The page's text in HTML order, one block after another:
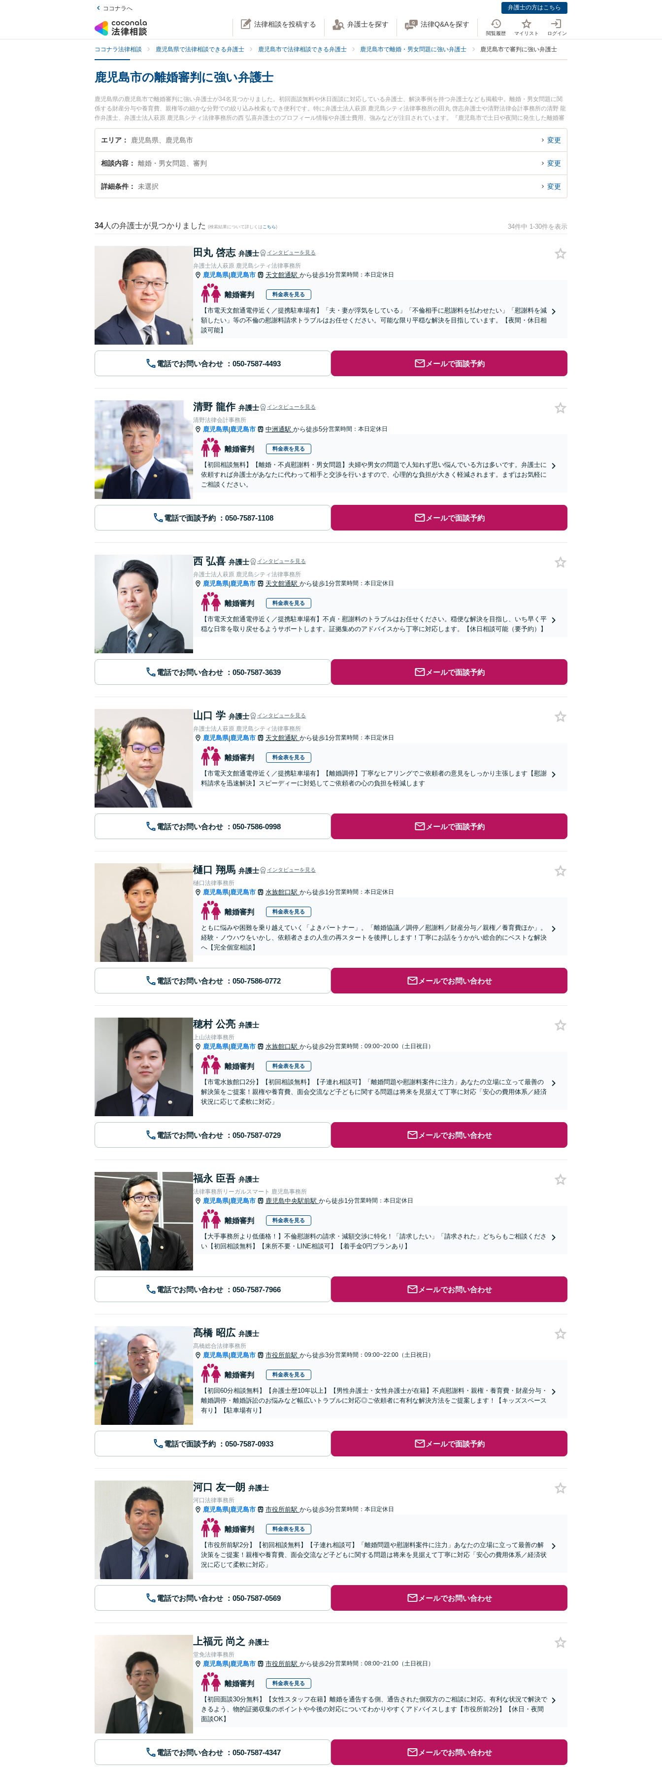
ココナラへ 弁護士の方はこちら
法律相談を投稿する 弁護士を探す 法律Q&Aを探す
閲覧履歴 マイリスト ログイン
ココナラ法律相談 鹿児島県で法律相談できる弁護士 鹿児島市で法律相談できる弁護士 鹿児島市で離婚・男女問題に強い弁護士 鹿児島市で審判に強い弁護士
鹿児島市の離婚審判に強い弁護士
鹿児島県の鹿児島市で離婚審判に強い弁護士が34名見つかりました。初回面談無料や休日面談に対応している弁護士、解決事例を持つ弁護士なども掲載中。離婚・男女問題に関
係する財産分与や養育費、親権等の細かな分野での絞り込み検索もでき便利です。特に弁護士法人萩原 鹿児島シティ法律事務所の田丸 啓志弁護士や清野法律会計事務所の清野 龍
作弁護士、弁護士法人萩原 鹿児島シティ法律事務所の西 弘喜弁護士のプロフィール情報や弁護士費用、強みなどが注目されています。『鹿児島市で土日や夜間に発生した離婚審
判のトラブルを今すぐに弁護士に相談したい』『離婚審判のトラブル解決の実績豊富な近くの弁護士を検索したい』『初回相談無料で離婚審判を法律相談できる鹿児島市内の弁護
士に相談予約したい』などでお困りの相談者さんにおすすめです。
エリア 鹿児島県、鹿児島市 変更
相談内容 離婚・男女問題、審判 変更
詳細条件 未選択 変更
34 人の弁護士が見つかりました (検索結果について詳しくは こちら) 34件中 1-30件を表示
田丸 啓志 弁護士 インタビューを見る
弁護士法人萩原 鹿児島シティ法律事務所
鹿児島県|鹿児島市 天文館通駅 から徒歩1分営業時間：本日定休日
離婚審判 料金表を見る
【市電天文館通電停近く／提携駐車場有】「夫・妻が浮気をしている」「不倫相手に慰謝料を払わせたい」「慰謝料を減
額したい」等の不倫の慰謝料請求トラブルはお任せください。可能な限り平穏な解決を目指しています。【夜間・休日相
談可能】
電話でお問い合わせ メールで面談予約
清野 龍作 弁護士 インタビューを見る
清野法律会計事務所
鹿児島県|鹿児島市 中洲通駅 から徒歩5分営業時間：本日定休日
離婚審判 料金表を見る
【初回相談無料】【離婚・不貞慰謝料・男女問題】夫婦や男女の問題で人知れず思い悩んでいる方は多いです。弁護士に
依頼すれば弁護士があなたに代わって相手と交渉を行いますので、心理的な負担が大きく軽減されます。まずはお気軽に
ご相談ください。
電話で面談予約 メールで面談予約
西 弘喜 弁護士 インタビューを見る
弁護士法人萩原 鹿児島シティ法律事務所
鹿児島県|鹿児島市 天文館通駅 から徒歩1分営業時間：本日定休日
離婚審判 料金表を見る
【市電天文館通電停近く／提携駐車場有】不貞・慰謝料のトラブルはお任せください。穏便な解決を目指し、いち早く平
穏な日常を取り戻せるようサポートします。証拠集めのアドバイスから丁寧に対応します。【休日相談可能（要予約）】
電話でお問い合わせ メールで面談予約
山口 学 弁護士 インタビューを見る
弁護士法人萩原 鹿児島シティ法律事務所
鹿児島県|鹿児島市 天文館通駅 から徒歩1分営業時間：本日定休日
離婚審判 料金表を見る
【市電天文館通電停近く／提携駐車場有】【離婚調停】丁寧なヒアリングでご依頼者の意見をしっかり主張します【慰謝
料請求を迅速解決】スピーディーに対処してご依頼者の心の負担を軽減します
電話でお問い合わせ メールで面談予約
樋口 翔馬 弁護士 インタビューを見る
樋口法律事務所
鹿児島県|鹿児島市 水族館口駅 から徒歩1分営業時間：本日定休日
離婚審判 料金表を見る
ともに悩みや困難を乗り越えていく「よきパートナー」。「離婚協議／調停／慰謝料／財産分与／親権／養育費ほか」。
経験・ノウハウをいかし、依頼者さまの人生の再スタートを後押しします！丁寧にお話をうかがい総合的にベストな解決
へ【完全個室相談】
電話でお問い合わせ メールでお問い合わせ
穂村 公亮 弁護士
上山法律事務所
鹿児島県|鹿児島市 水族館口駅 から徒歩2分営業時間：09:00~20:00（土日祝日）
離婚審判 料金表を見る
【市電水族館口2分】【初回相談無料】【子連れ相談可】「離婚問題や慰謝料案件に注力」あなたの立場に立って最善の
解決策をご提案！親権や養育費、面会交流など子どもに関する問題は将来を見据えて丁寧に対応「安心の費用体系／経済
状況に応じて柔軟に対応」
電話でお問い合わせ メールでお問い合わせ
福永 臣吾 弁護士
法律事務所リーガルスマート 鹿児島事務所
鹿児島県|鹿児島市 鹿児島中央駅前駅 から徒歩1分営業時間：本日定休日
離婚審判 料金表を見る
【大手事務所より低価格！】不倫慰謝料の請求・減額交渉に特化！「請求したい」「請求された」どちらもご相談くださ
い【初回相談無料】【来所不要・LINE相談可】【着手金0円プランあり】
電話でお問い合わせ メールでお問い合わせ
髙橋 昭広 弁護士
髙橋総合法律事務所
鹿児島県|鹿児島市 市役所前駅 から徒歩3分営業時間：09:00~22:00（土日祝日）
離婚審判 料金表を見る
【初回60分相談無料】【弁護士歴10年以上】【男性弁護士・女性弁護士が在籍】不貞慰謝料・親権・養育費・財産分与・
離婚調停・離婚訴訟のお悩みなど幅広いトラブルに対応◎ご依頼者に有利な解決方法をご提案します！【キッズスペース
有り】【駐車場有り】
電話で面談予約 メールで面談予約
河口 友一朗 弁護士
河口法律事務所
鹿児島県|鹿児島市 市役所前駅 から徒歩3分営業時間：本日定休日
離婚審判 料金表を見る
【市役所前駅2分】【初回相談無料】【子連れ相談可】「離婚問題や慰謝料案件に注力」あなたの立場に立って最善の解
決策をご提案！親権や養育費、面会交流など子どもに関する問題は将来を見据えて丁寧に対応「安心の費用体系／経済状
況に応じて柔軟に対応」
電話でお問い合わせ メールでお問い合わせ
上福元 尚之 弁護士
堂免法律事務所
鹿児島県|鹿児島市 市役所前駅 から徒歩2分営業時間：08:00~21:00（土日祝日）
離婚審判 料金表を見る
【初回面談30分無料】【女性スタッフ在籍】離婚を通告する側、通告された側双方のご相談に対応。有利な状況で解決で
きるよう、物的証拠収集のポイントや今後の対応についてわかりやすくアドバイスします【市役所前2分】【休日・夜間
面談OK】
電話でお問い合わせ メールでお問い合わせ